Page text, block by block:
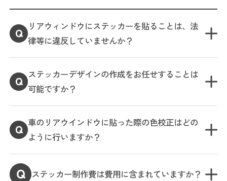
リアウィンドウにステッカーを貼ることは、法
律等に違反していませんか？
ステッカーデザインの作成をお任せすることは
可能ですか？
車のリアウインドウに貼った際の色校正はどの
ように行いますか？
ステッカー制作費は費用に含まれていますか？